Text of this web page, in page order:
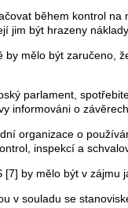
během kontrol
jim být hrazeny
mělo být zaručeno,
parlament,
informováni o
organizace o
inspekcí a
by mělo být v zájmu
v souladu se